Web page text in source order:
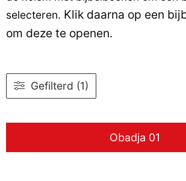
selecteren. Klik daarna op een
om deze te openen.
Gefilterd (1)
Obadja 01